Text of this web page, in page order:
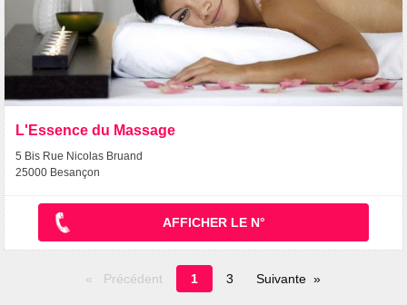
L'Essence du Massage
5 Bis Rue Nicolas Bruand
25000 Besançon
AFFICHER LE N°
Précédent
Page
en
1 3 Suivante